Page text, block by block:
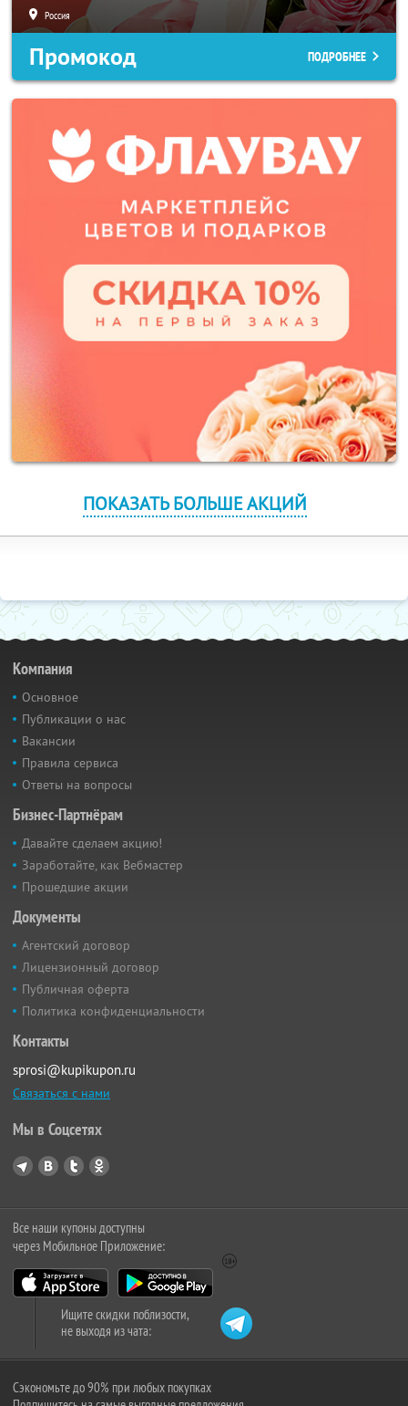
Россия
Промокод ПОДРОБНЕЕ
ПОКАЗАТЬ БОЛЬШЕ АКЦИЙ
Компания
Основное
Публикации о нас
Вакансии
Правила сервиса
Ответы на вопросы
Бизнес-Партнёрам
Давайте сделаем акцию!
Заработайте, как Вебмастер
Прошедшие акции
Документы
Агентский договор
Лицензионный договор
Публичная оферта
Политика конфиденциальности
Контакты
sprosi@kupikupon.ru
Связаться с нами
Мы в Соцсетях
Все наши купоны доступны
через Мобильное Приложение:
Ищите скидки поблизости,
не выходя из чата:
Сэкономьте до 90% при любых покупках